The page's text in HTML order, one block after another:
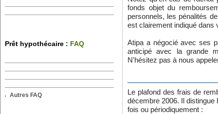
Prêt hypothécaire : FAQ
Autres FAQ
fonds objet du
personnels, les pénalités
est clairement indiqué dans
Atipa a négocié avec ses
anticipé avec la grande
N'hésitez pas à nous
Le plafond des frais de
décembre 2006. Il distingue
fois ou périodiquement :